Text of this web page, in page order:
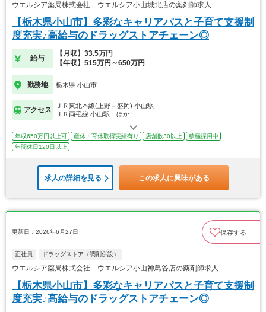
ウエルシア薬局株式会社 ウエルシア小山城北店の薬剤師求人
【栃木県小山市】多彩なキャリアパスと子育て支援制
度充実♪高給与のドラッグストアチェーン◎
給与
【月収】33.5万円
【年収】515万円～650万円
勤務地 栃木県 小山市
アクセス
ＪＲ東北本線(上野－盛岡) 小山駅
ＪＲ両毛線 小山駅…ほか
年収650万円以上可 産休・育休取得実績有り 店舗数30以上
積極採用中
年間休日120日以上
求人の詳細を見る この求人に興味がある
更新日：2026年6月27日 保存する
正社員 ドラッグストア（調剤併設）
ウエルシア薬局株式会社 ウエルシア小山神鳥谷店の薬剤師求人
【栃木県小山市】多彩なキャリアパスと子育て支援制
度充実♪高給与のドラッグストアチェーン◎